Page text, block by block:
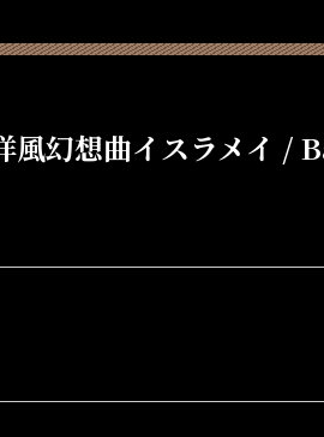
風幻想曲イスラメイ